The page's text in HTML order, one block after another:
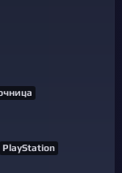
PlayStation